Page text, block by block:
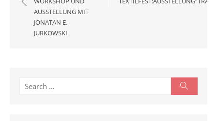
AUSSTELLUNG MIT
JONATAN E.
JURKOWSKI
Search